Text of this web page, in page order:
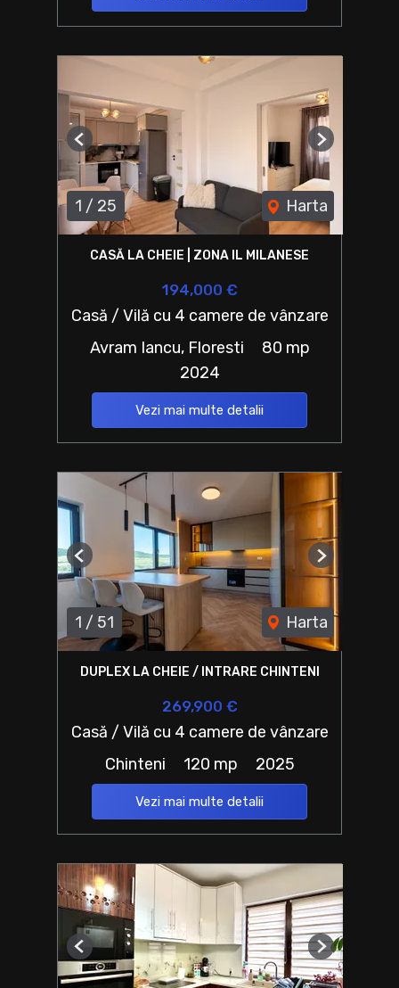
1 / 25 Harta
Previous Next
CASĂ LA CHEIE | ZONA IL MILANESE
194,000 €
Casă / Vilă cu 4 camere de vânzare
Avram Iancu, Floresti
80 mp
2024
Vezi mai multe detalii
1 / 51 Harta
Previous Next
DUPLEX LA CHEIE / INTRARE CHINTENI
269,900 €
Casă / Vilă cu 4 camere de vânzare
Chinteni
120 mp 2025
Vezi mai multe detalii
Previous Next